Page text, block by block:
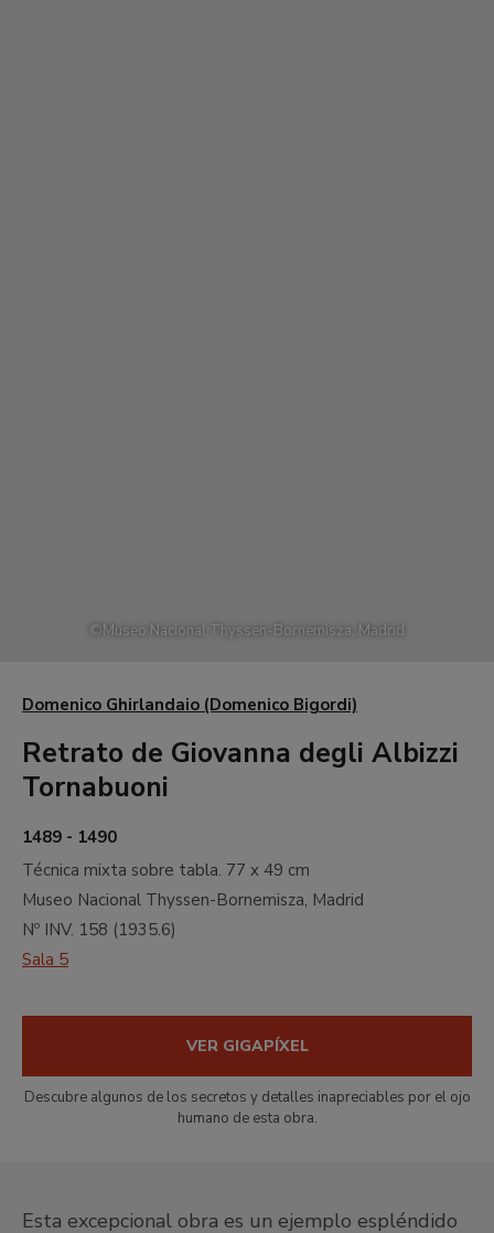
©Museo Nacional Thyssen-Bornemisza, Madrid
Domenico Ghirlandaio (Domenico Bigordi)
Retrato de Giovanna degli Albizzi
Tornabuoni
1489 - 1490
Técnica mixta sobre tabla. 77 x 49 cm
Museo Nacional Thyssen-Bornemisza, Madrid
Nº INV. 158 (1935.6)
Sala 5
VER GIGAPÍXEL
Descubre algunos de los secretos y detalles inapreciables por el ojo
humano de esta obra.
Esta excepcional obra es un ejemplo espléndido